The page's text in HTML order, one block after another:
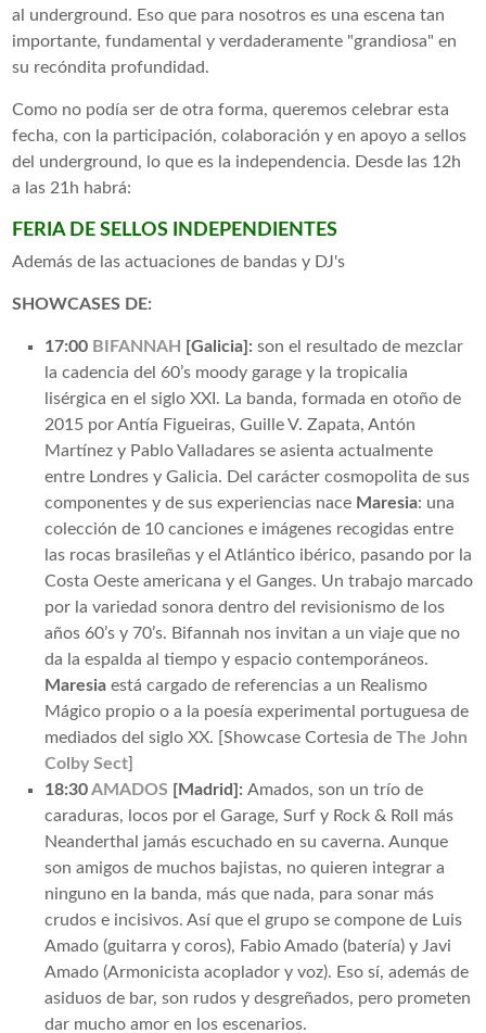
al underground. Eso que para nosotros es una escena tan
importante, fundamental y verdaderamente "grandiosa" en
su recóndita profundidad.
Como no podía ser de otra forma, queremos celebrar esta
fecha, con la participación, colaboración y en apoyo a sellos
del underground, lo que es la independencia. Desde las 12h
a las 21h habrá:
FERIA DE SELLOS INDEPENDIENTES
Además de las actuaciones de bandas y DJ's
SHOWCASES DE:
17:00 BIFANNAH [Galicia]:son el resultado de mezclar
la cadencia del 60’s moody garage y la tropicalia
lisérgica en el siglo XXI. La banda, formada en otoño de
2015 por Antía Figueiras, Guille V. Zapata, Antón
Martínez y Pablo Valladares se asienta actualmente
entre Londres y Galicia. Del carácter cosmopolita de sus
componentes y de sus experiencias nace Maresia: una
colección de 10 canciones e imágenes recogidas entre
las rocas brasileñas y el Atlántico ibérico, pasando por la
Costa Oeste americana y el Ganges. Un trabajo marcado
por la variedad sonora dentro del revisionismo de los
años 60’s y 70’s. Bifannah nos invitan a un viaje que no
da la espalda al tiempo y espacio contemporáneos.
Maresiaestá cargado de referencias a un Realismo
Mágico propio o a la poesía experimental portuguesa de
mediados del siglo XX. [Showcase Cortesia deThe John
Colby Sect
18:30AMADOS [Madrid]:Amados, son un trío de
caraduras, locos por el Garage, Surf y Rock & Roll más
Neanderthal jamás escuchado en su caverna. Aunque
son amigos de muchos bajistas, no quieren integrar a
ninguno en la banda, más que nada, para sonar más
crudos e incisivos. Así que el grupo se compone de Luis
Amado (guitarra y coros), Fabio Amado (batería) y Javi
Amado (Armonicista acoplador y voz). Eso sí, además de
asiduos de bar, son rudos y desgreñados, pero prometen
dar mucho amor en los escenarios.